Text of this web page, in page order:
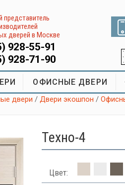
дверей в Москве
928-55-91
928-71-90
ОФИСНЫЕ ДВЕРИ
двери /Двери экошпон /
Tехно-4
Цвет: